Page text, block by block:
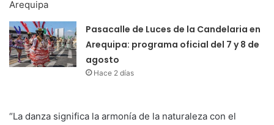
Pasacalle de Luces de la Candelaria en
Arequipa: programa oficial del 7 y 8 de
agosto
Hace 2 días
“La danza significa la armonía de la naturaleza con el